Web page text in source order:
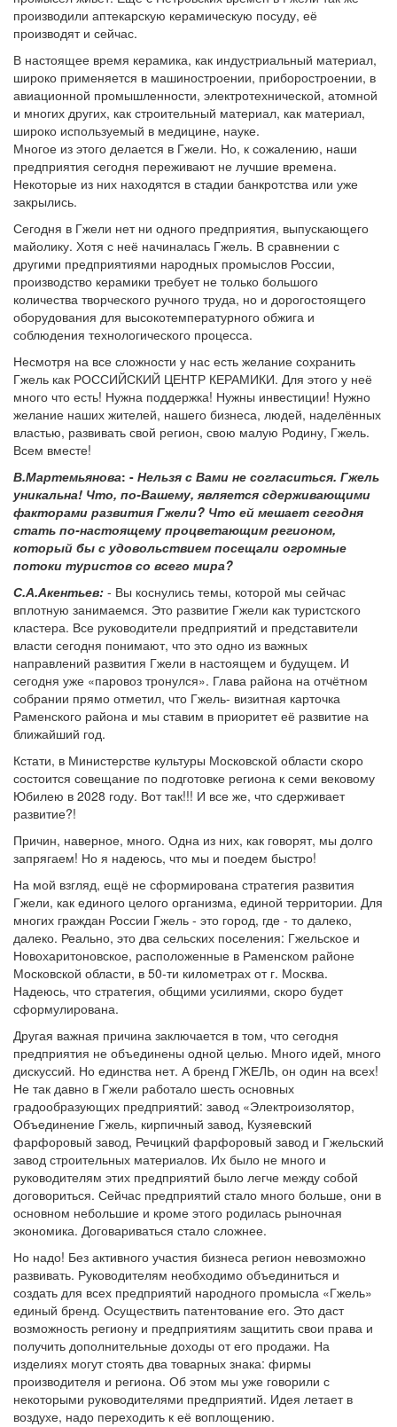
производили аптекарскую керамическую посуду, её
производят и сейчас.
В настоящее время керамика, как индустриальный материал,
широко применяется в машиностроении, приборостроении, в
авиационной промышленности, электротехнической, атомной
и многих других, как строительный материал, как материал,
широко используемый в медицине, науке.
Многое из этого делается в Гжели. Но, к сожалению, наши
предприятия сегодня переживают не лучшие времена.
Некоторые из них находятся в стадии банкротства или уже
закрылись.
Сегодня в Гжели нет ни одного предприятия, выпускающего
майолику. Хотя с неё начиналась Гжель. В сравнении с
другими предприятиями народных промыслов России,
производство керамики требует не только большого
количества творческого ручного труда, но и дорогостоящего
оборудования для высокотемпературного обжига и
соблюдения технологического процесса.
Несмотря на все сложности у нас есть желание сохранить
Гжель как РОССИЙСКИЙ ЦЕНТР КЕРАМИКИ. Для этого у неё
много что есть! Нужна поддержка! Нужны инвестиции! Нужно
желание наших жителей, нашего бизнеса, людей, наделённых
властью, развивать свой регион, свою малую Родину, Гжель.
Всем вместе!
В.Мартемьянова: - Нельзя с Вами не согласиться. Гжель
уникальна! Что, по-Вашему, является сдерживающими
факторами развития Гжели? Что ей мешает сегодня
стать по-настоящему процветающим регионом,
который бы с удовольствием посещали огромные
потоки туристов со всего мира?
С.А.Акентьев: - Вы коснулись темы, которой мы сейчас
вплотную занимаемся. Это развитие Гжели как туристского
кластера. Все руководители предприятий и представители
власти сегодня понимают, что это одно из важных
направлений развития Гжели в настоящем и будущем. И
сегодня уже «паровоз тронулся». Глава района на отчётном
собрании прямо отметил, что Гжель- визитная карточка
Раменского района и мы ставим в приоритет её развитие на
ближайший год.
Кстати, в Министерстве культуры Московской области скоро
состоится совещание по подготовке региона к семи вековому
Юбилею в 2028 году. Вот так!!! И все же, что сдерживает
развитие?!
Причин, наверное, много. Одна из них, как говорят, мы долго
запрягаем! Но я надеюсь, что мы и поедем быстро!
На мой взгляд, ещё не сформирована стратегия развития
Гжели, как единого целого организма, единой территории. Для
многих граждан России Гжель - это город, где - то далеко,
далеко. Реально, это два сельских поселения: Гжельское и
Новохаритоновское, расположенные в Раменском районе
Московской области, в 50-ти километрах от г. Москва.
Надеюсь, что стратегия, общими усилиями, скоро будет
сформулирована.
Другая важная причина заключается в том, что сегодня
предприятия не объединены одной целью. Много идей, много
дискуссий. Но единства нет. А бренд ГЖЕЛЬ, он один на всех!
Не так давно в Гжели работало шесть основных
градообразующих предприятий: завод «Электроизолятор,
Объединение Гжель, кирпичный завод, Кузяевский
фарфоровый завод, Речицкий фарфоровый завод и Гжельский
завод строительных материалов. Их было не много и
руководителям этих предприятий было легче между собой
договориться. Сейчас предприятий стало много больше, они в
основном небольшие и кроме этого родилась рыночная
экономика. Договариваться стало сложнее.
Но надо! Без активного участия бизнеса регион невозможно
развивать. Руководителям необходимо объединиться и
создать для всех предприятий народного промысла «Гжель»
единый бренд. Осуществить патентование его. Это даст
возможность региону и предприятиям защитить свои права и
получить дополнительные доходы от его продажи. На
изделиях могут стоять два товарных знака: фирмы
производителя и региона. Об этом мы уже говорили с
некоторыми руководителями предприятий. Идея летает в
воздухе, надо переходить к её воплощению.